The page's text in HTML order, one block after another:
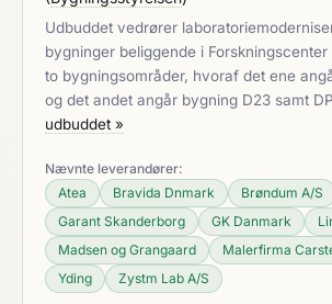
Udbuddet vedrører
bygninger beliggende i Forskningscenter
to bygningsområder, hvoraf det ene
og det andet angår bygning D23 samt
udbuddet »
Nævnte leverandører:
Atea
Bravida Dnmark
Brøndum A/S
Garant Skanderborg
GK Danmark
Madsen og Grangaard
Malerfirma
Yding
Zystm Lab A/S